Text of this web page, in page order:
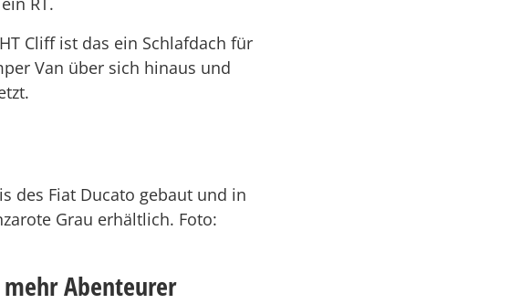
Cliff ist das ein Schlafdach für
Van über sich hinaus und
des Fiat Ducato gebaut und in
Grau erhältlich. Foto:
Abenteurer